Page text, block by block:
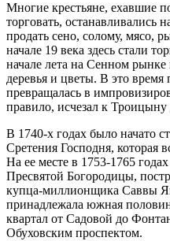
Многие крестьяне, ехавшие
торговать,
продать сено, солому, мясо,
начале 19 века здесь стали
начале лета на Сенном
деревья и цветы. В это время
превращалась в
правило, исчезал к
В 1740-х годах было начато
Сретения Господня, которая
На ее месте в 1753-1765
Пресвятой Богородицы,
купца-миллионщика Саввы
принадлежала южная
квартал от Садовой до
Обуховским проспектом.